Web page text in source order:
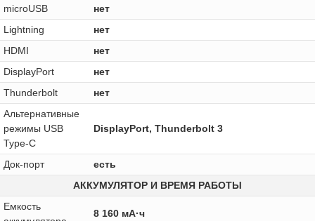
microUSB
нет
Lightning
нет
HDMI
нет
DisplayPort
нет
Thunderbolt
нет
Альтернативные
режимы USB
Type-C
DisplayPort, Thunderbolt 3
Док-порт
есть
АККУМУЛЯТОР И ВРЕМЯ РАБОТЫ
Емкость
8 160 мА·ч